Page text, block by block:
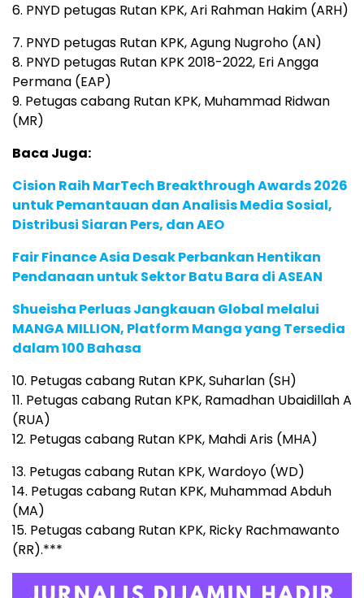
6. PNYD petugas Rutan KPK, Ari Rahman Hakim (ARH)
7. PNYD petugas Rutan KPK, Agung Nugroho (AN)
8. PNYD petugas Rutan KPK 2018-2022, Eri Angga
Permana (EAP)
9. Petugas cabang Rutan KPK, Muhammad Ridwan
(MR)
Baca Juga:
Cision Raih MarTech Breakthrough Awards 2026
untuk Pemantauan dan Analisis Media Sosial,
Distribusi Siaran Pers, dan AEO
Fair Finance Asia Desak Perbankan Hentikan
Pendanaan untuk Sektor Batu Bara di ASEAN
Shueisha Perluas Jangkauan Global melalui
MANGA MILLION, Platform Manga yang Tersedia
dalam 100 Bahasa
10. Petugas cabang Rutan KPK, Suharlan (SH)
11. Petugas cabang Rutan KPK, Ramadhan Ubaidillah A
(RUA)
12. Petugas cabang Rutan KPK, Mahdi Aris (MHA)
13. Petugas cabang Rutan KPK, Wardoyo (WD)
14. Petugas cabang Rutan KPK, Muhammad Abduh
(MA)
15. Petugas cabang Rutan KPK, Ricky Rachmawanto
(RR).***